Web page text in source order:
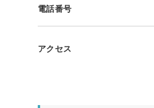
電話番号
アクセス